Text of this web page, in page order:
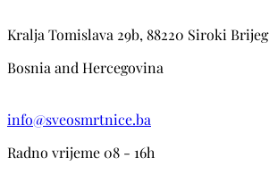
Kralja Tomislava 29b, 88220 Siroki Brijeg
Bosnia and Hercegovina
info@sveosmrtnice.ba
Radno vrijeme 08 - 16h